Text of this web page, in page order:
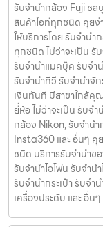
รับจำนำกล้อง Fuji ชล
สินค้าไอทีทุกชนิด คุยง่
ให้บริการโดย รับจํานํ
ทุกชนิด ไม่ว่าจะเป็น รั
รับจํานําแมคบุ๊ค รับจํา
รับจํานําทีวี รับจํานําจั
เงินทันที มีสาขาใกล้
ยี่ห้อ ไม่ว่าจะเป็น รับจ
กล้อง Nikon, รับจำน
Insta360 และ อื่นๆ คุ
ชนิด บริการรับจำนำข
รับจํานําไอโฟน รับจํา
รับจํานํากระเป๋า รับจํ
เครื่องประดับ และ อื่นๆ